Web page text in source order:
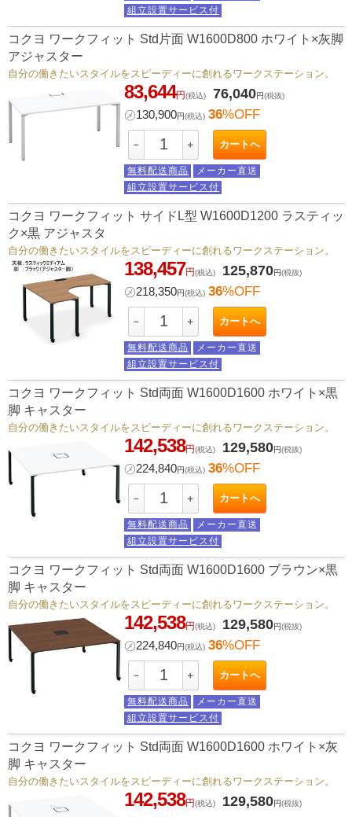
組立設置サービス付
コクヨ ワークフィット Std片面 W1600D800 ホワイト×灰脚
アジャスター
自分の働きたいスタイルをスピーディーに創れるワークステーション。
83,644円(税込) 76,040円(税抜)
㋱130,900円(税込) 36%OFF
－ ＋ カートへ
無料配送商品
メーカー直送
組立設置サービス付
コクヨ ワークフィット サイドL型 W1600D1200 ラスティッ
ク×黒 アジャスタ
自分の働きたいスタイルをスピーディーに創れるワークステーション。
138,457円(税込) 125,870円(税抜)
㋱218,350円(税込) 36%OFF
－ ＋ カートへ
無料配送商品
メーカー直送
組立設置サービス付
コクヨ ワークフィット Std両面 W1600D1600 ホワイト×黒
脚 キャスター
自分の働きたいスタイルをスピーディーに創れるワークステーション。
142,538円(税込) 129,580円(税抜)
㋱224,840円(税込) 36%OFF
－ ＋ カートへ
無料配送商品
メーカー直送
組立設置サービス付
コクヨ ワークフィット Std両面 W1600D1600 ブラウン×黒
脚 キャスター
自分の働きたいスタイルをスピーディーに創れるワークステーション。
142,538円(税込) 129,580円(税抜)
㋱224,840円(税込) 36%OFF
－ ＋ カートへ
無料配送商品
メーカー直送
組立設置サービス付
コクヨ ワークフィット Std両面 W1600D1600 ホワイト×灰
脚 キャスター
自分の働きたいスタイルをスピーディーに創れるワークステーション。
142,538円(税込) 129,580円(税抜)